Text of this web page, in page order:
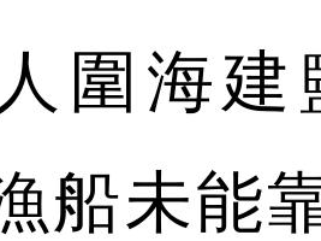
圍海
船未能